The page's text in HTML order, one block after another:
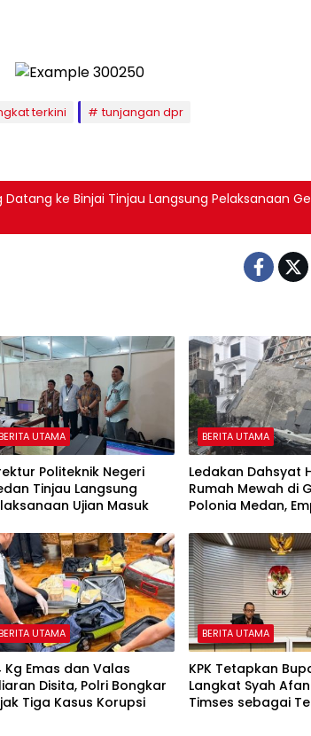
terkini tunjangan dpr
ke Binjai Tinjau Langsung Pelaksanaan
BERITA UTAMA
Politeknik Negeri
Tinjau Langsung
Ujian Masuk
BERITA UTAMA
Ledakan Dahsyat
Rumah Mewah di
Polonia Medan,
BERITA UTAMA
Kg Emas dan Valas
Disita, Polri Bongkar
Tiga Kasus Korupsi
BERITA UTAMA
KPK Tetapkan
Langkat Syah
Timses sebagai